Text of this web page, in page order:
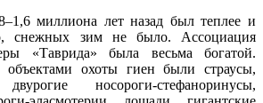
миллиона лет назад был теплее и
снежных зим не было. Ассоциация
«Таврида» была весьма богатой.
охоты гиен были страусы,
носороги-стефаноринусы,